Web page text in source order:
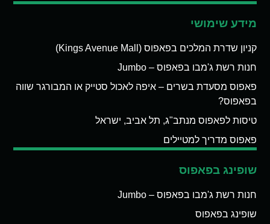
מידע שימושי
קניון שדרת המלכים בפאפוס (Kings Avenue Mall)
חנות רשת ג'מבו בפאפוס – Jumbo
פאפוס מסעדת בשרים – איפה לאכול סטייק או המבורגר שווה
בפאפוס?
טיסות לפאפוס מנתב"ג, תל אביב, ישראל
פאפוס מדריך למטיילים
שופינג בפאפוס
חנות רשת ג'מבו בפאפוס – Jumbo
שופינג בפאפוס